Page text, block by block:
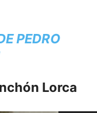
PEDRO
Lorca